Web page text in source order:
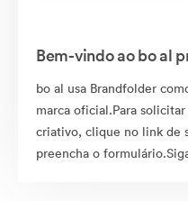
Bem-vindo ao bo al
bo al usa Brandfolder
marca oficial.Para
criativo, clique no link de
preencha o